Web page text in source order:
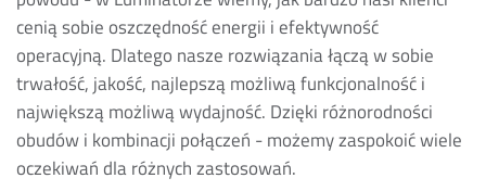
cenią sobie oszczędność energii i efektywność
operacyjną. Dlatego nasze rozwiązania łączą w sobie
trwałość, jakość, najlepszą możliwą funkcjonalność i
największą możliwą wydajność. Dzięki różnorodności
obudów i kombinacji połączeń - możemy zaspokoić wiele
oczekiwań dla różnych zastosowań.